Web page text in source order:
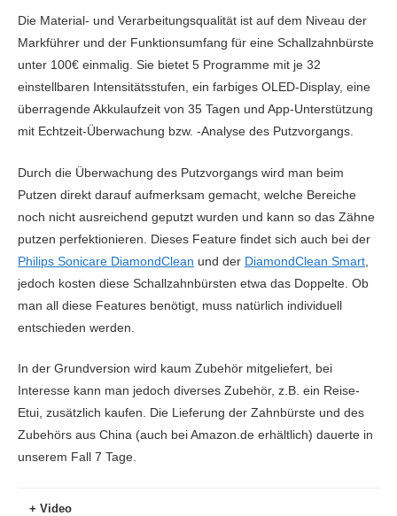
Die Material- und Verarbeitungsqualität ist auf dem Niveau der
Markführer und der Funktionsumfang für eine Schallzahnbürste
unter 100€ einmalig. Sie bietet 5 Programme mit je 32
einstellbaren Intensitätsstufen, ein farbiges OLED-Display, eine
überragende Akkulaufzeit von 35 Tagen und App-Unterstützung
mit Echtzeit-Überwachung bzw. -Analyse des Putzvorgangs.
Durch die Überwachung des Putzvorgangs wird man beim
Putzen direkt darauf aufmerksam gemacht, welche Bereiche
noch nicht ausreichend geputzt wurden und kann so das Zähne
putzen perfektionieren. Dieses Feature findet sich auch bei der
Philips Sonicare DiamondClean und der DiamondClean Smart
jedoch kosten diese Schallzahnbürsten etwa das Doppelte. Ob
man all diese Features benötigt, muss natürlich individuell
entschieden werden.
In der Grundversion wird kaum Zubehör mitgeliefert, bei
Interesse kann man jedoch diverses Zubehör, z.B. ein Reise-
Etui, zusätzlich kaufen. Die Lieferung der Zahnbürste und des
Zubehörs aus China (auch bei Amazon.de erhältlich) dauerte in
unserem Fall 7 Tage.
Video